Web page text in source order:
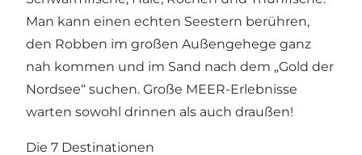
Man kann einen echten Seestern berühren,
den Robben im großen Außengehege ganz
nah kommen und im Sand nach dem „Gold der
Nordsee“ suchen. Große MEER-Erlebnisse
warten sowohl drinnen als auch draußen!
Die 7 Destinationen